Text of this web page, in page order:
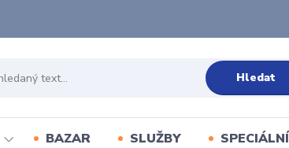
Hledat
BAZAR SLUŽBY